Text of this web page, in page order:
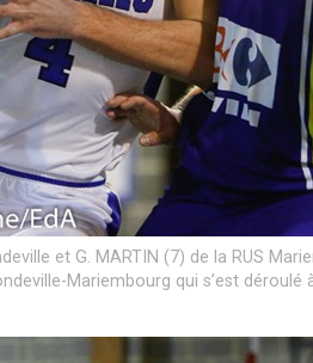
et G. MARTIN (7) de la RUS
Mariembourg qui s’est déroulé